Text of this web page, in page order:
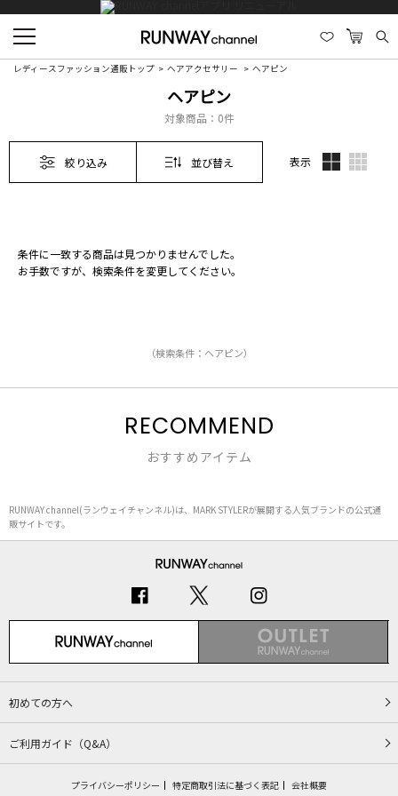
レディースファッション通販トップ ヘアアクセサリー ヘアピン
ヘアピン
対象商品： 0件
絞り込み 並び替え 表示
条件に一致する商品は見つかりませんでした。
お手数ですが、検索条件を変更してください。
（検索条件：ヘアピン）
RECOMMEND
おすすめアイテム
RUNWAY channel(ランウェイチャンネル)は、MARK STYLERが展開する人気ブランドの公式通
販サイトです。
初めての方へ
ご利用ガイド（Q&A）
プライバシーポリシー 特定商取引法に基づく表記 会社概要